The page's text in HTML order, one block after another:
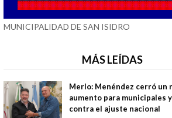
MUNICIPALIDAD DE SAN ISIDRO
MÁS LEÍDAS
Merlo: Menéndez cerró un
aumento para municipales
contra el ajuste nacional